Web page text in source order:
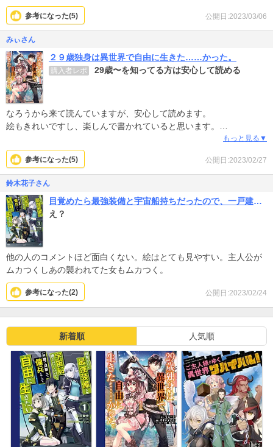
く爽快である。今、つまり“ 現在 ”からすると中世ヨーロッパは“ 過
去 ”であり、この作品は宇宙つまり“ 未来 ”になるのか？やはりSF好
きには楽しめる作品だと思う。個人的にはオトナ要素が欲しいと思
っている。
公開日:2023/03/06
参考になった(5)
みぃさん
２９歳独身は異世界で自由に生きた……かった。
購入者レポ 29歳〜を知ってる方は安心して読める
なろうから来て読んていますが、安心して読めます。
絵もきれいですし、楽しんで書かれていると思います。
評価1の方はピーマン嫌いな人がピーマンについて語ってるようなも
のかと、合わない人には合わないですからね。
もっと見る▼
公開日:2023/02/27
参考になった(5)
鈴木花子さん
目覚めたら最強装備と宇宙船持ちだったので、一戸建て目指して傭兵として自由に生きたい
え？
他の人のコメントほど面白くない。絵はとても見やすい。主人公が
ムカつくしあの襲われてた女もムカつく。
公開日:2023/02/24
参考になった(2)
新着順 人気順